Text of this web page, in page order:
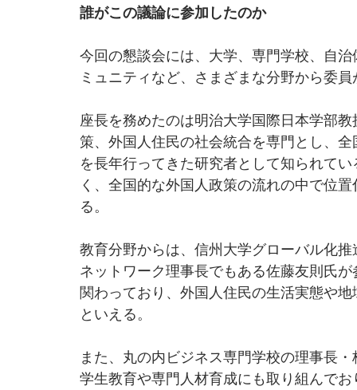
誰がこの議論に参加したのか
今回の懇談会には、大学、専門学校、自
ミュニティなど、さまざまな分野から委
座長を務めたのは明治大学国際日本学部
策、外国人住民の社会統合を専門とし、
を長年行ってきた研究者として知られて
く、全国的な外国人政策の流れの中で位
る。
教育分野からは、信州大学グローバル化
ネットワーク理事長でもある佐藤友則氏
関わっており、外国人住民の生活実態や
といえる。
また、丸の内ビジネス専門学校の理事長
学生教育や専門人材育成にも取り組んで